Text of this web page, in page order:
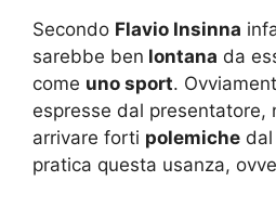
Secondo Flavio Insinna
sarebbe ben lontana da
come uno sport.
espresse dal presentatore,
arrivare forti polemiche
pratica questa usanza,